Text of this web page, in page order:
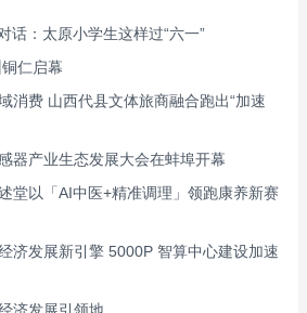
话：太原小学生这样过“六一”
仁启幕
消费 山西代县文体旅商融合跑出“加速
器产业生态发展大会在蚌埠开幕
堂以「AI中医+精准调理」领跑康养新赛
济发展新引擎 5000P 智算中心建设加速